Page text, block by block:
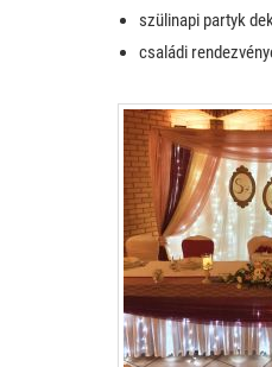
szülinapi partyk
családi